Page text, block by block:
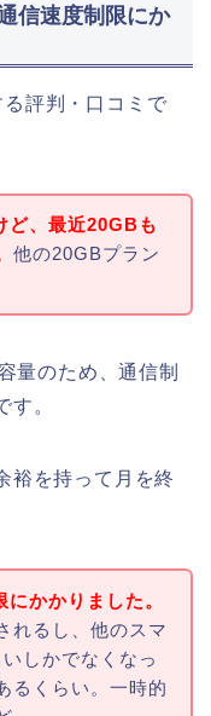
信速度制限にか
評判・口コミで
ど、最近20GBも
他の20GBプラン
量のため、通信制
す。
裕を持って月を終
かかりました。
れるし、他のスマ
しかでなくなっ
るくらい。一時的